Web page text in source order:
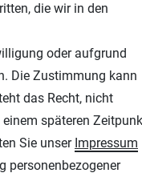
Airbrushfarben
und Plotterfolien
die wir in den
oder aufgrund
Die Zustimmung kann
das Recht, nicht
späteren
Sie unser Impressum
personenbezogener